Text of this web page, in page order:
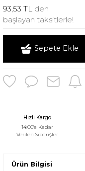
93,53 TL den
başlayan taksitlerle!
Sepete Ekle
Hızlı Kargo
14:00'a Kadar
Verilen Siparişler
Ürün Bilgisi